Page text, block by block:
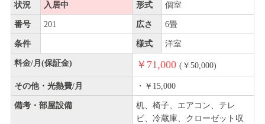
状況 入居中 形式 個室
番号 201 広さ 6畳
条件 様式 洋室
料金/月(保証金) ￥71,000 (￥50,000)
その他・光熱費/月 ・￥15,000
備考・部屋設備
机、椅子、エアコン、テレ
ビ、冷蔵庫、クローゼット収